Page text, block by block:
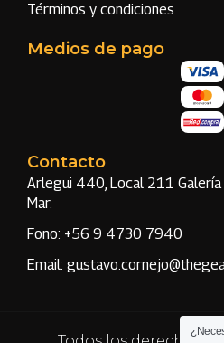
Términos y condiciones
Medios de pago
Contacto
Arlegui 440, Local 211 Galería
Mar.
Fono: +56 9 4730 7940
Email: